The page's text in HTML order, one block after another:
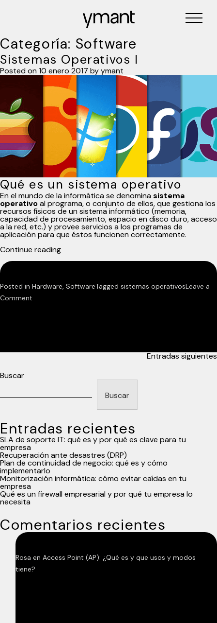
Categoría: Software
Sistemas Operativos I
Posted on 10 enero 2017 byymant
Qué es un sistema operativo
En el mundo de la informática se denomina sistema
operativoal programa, o conjunto de ellos, que gestiona los
recursos físicos de un sistema informático (memoria,
capacidad de procesamiento, espacio en disco duro, acceso
a la red, etc.) y provee servicios a los programas de
aplicación para que éstos funcionen correctamente.
Continue reading«Sistemas
Posted in Hardware, SoftwareTagged sistemas operativosLeave a
Comment
de
Entradas siguientes
Buscar
Buscar
Entradas recientes
SLA de soporte IT: qué es y por qué es clave para tu
empresa
Recuperación ante desastres (DRP)
Plan de continuidad de negocio: qué es y cómo
implementarlo
Monitorización informática: cómo evitar caídas en tu
empresa
Qué es un firewall empresarial y por qué tu empresa lo
necesita
Comentarios recientes
Rosa en Access Point (AP): ¿Qué es y que usos y modos
tiene?